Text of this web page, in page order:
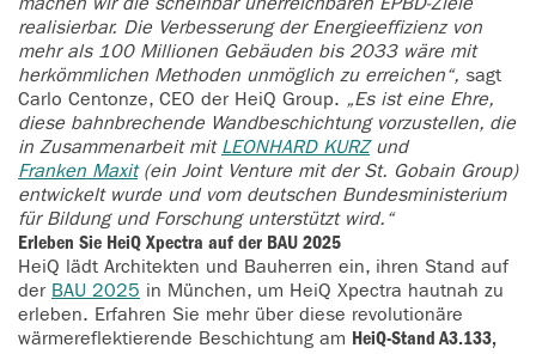
realisierbar. Die Verbesserung der Energieeffizienz von
mehr als 100 Millionen Gebäuden bis 2033 wäre mit
herkömmlichen Methoden unmöglich zu erreichen“, sagt
Carlo Centonze, CEO der HeiQ Group. „Es ist eine Ehre,
diese bahnbrechende Wandbeschichtung vorzustellen, die
in Zusammenarbeit mit LEONHARD KURZund
Franken Maxit(ein Joint Venture mit der St. Gobain Group)
entwickelt wurde und vom deutschen Bundesministerium
für Bildung und Forschung unterstützt wird.“
Erleben Sie HeiQ Xpectra auf der BAU 2025
HeiQ lädt Architekten und Bauherren ein, ihren Stand auf
der BAU 2025 in München, um HeiQ Xpectra hautnah zu
erleben. Erfahren Sie mehr über diese revolutionäre
wärmereflektierende Beschichtung am HeiQ-Stand A3.133,